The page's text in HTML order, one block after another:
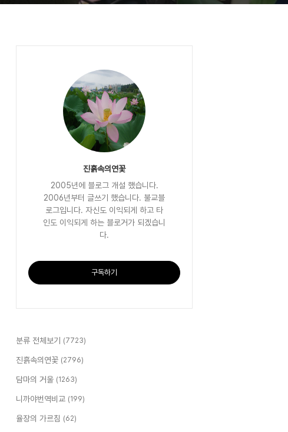
진흙속의연꽃
2005년에 블로그 개설 했습니다.
2006년부터 글쓰기 했습니다. 불교블
로그입니다. 자신도 이익되게 하고 타
인도 이익되게 하는 블로거가 되겠습니
다.
구독하기
분류 전체보기 (7723)
진흙속의연꽃 (2796)
담마의 거울 (1263)
니까야번역비교 (199)
율장의 가르침 (62)